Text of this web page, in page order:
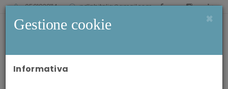
0521238114 pdlabitalia@gmail.com
Gestione cookie ×
Informativa